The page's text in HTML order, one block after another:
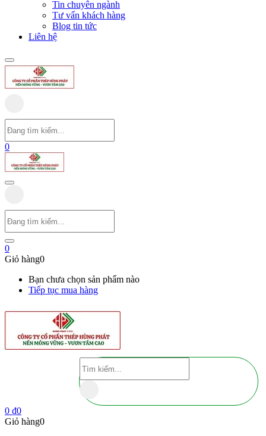
Tin chuyên ngành
Tư vấn khách hàng
Blog tin tức
Liên hệ
0
0
Giỏ hàng0
Bạn chưa chọn sản phẩm nào
Tiếp tục mua hàng
0 ₫0
Giỏ hàng0